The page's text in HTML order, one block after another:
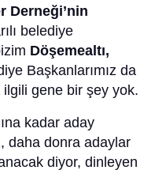
Derneği’nin
belediye
Döşemealtı,
Başkanlarımız da
ilgili gene bir şey yok.
kadar aday
daha donra adaylar
diyor, dinleyen